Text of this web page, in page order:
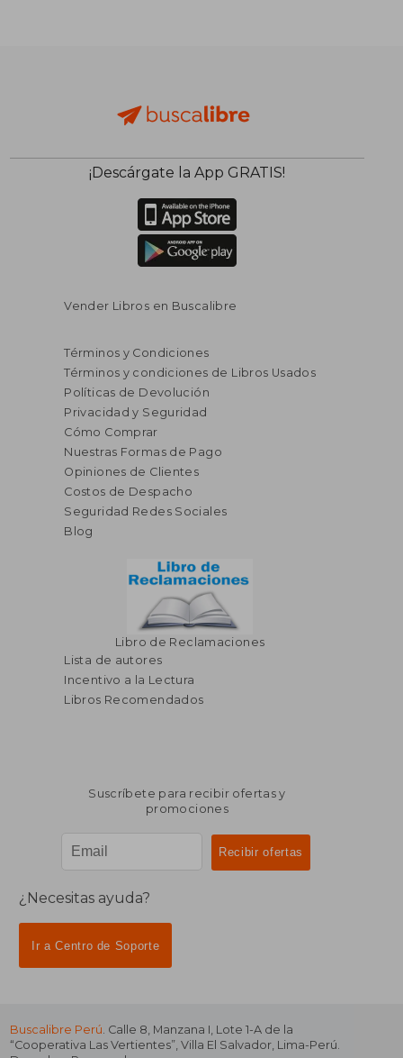
dcto. S/ 80,85
¡Descárgate la App GRATIS!
Vender Libros en Buscalibre
Términos y Condiciones
Términos y condiciones de Libros Usados
Políticas de Devolución
Privacidad y Seguridad
Cómo Comprar
Nuestras Formas de Pago
Opiniones de Clientes
Costos de Despacho
Seguridad Redes Sociales
Blog
Libro de Reclamaciones
Lista de autores
Incentivo a la Lectura
Libros Recomendados
Suscríbete para recibir ofertas y
promociones
¿Necesitas ayuda?
Ir a Centro de Soporte
Buscalibre Perú. Calle 8, Manzana I, Lote 1-A de la
“Cooperativa Las Vertientes”, Villa El Salvador, Lima-Perú.